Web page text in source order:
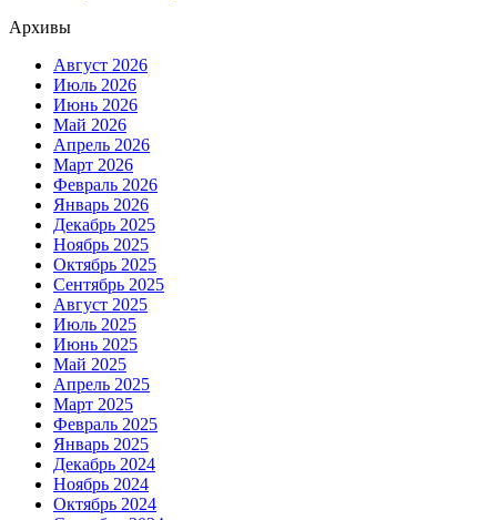
Архивы
Август 2026
Июль 2026
Июнь 2026
Май 2026
Апрель 2026
Март 2026
Февраль 2026
Январь 2026
Декабрь 2025
Ноябрь 2025
Октябрь 2025
Сентябрь 2025
Август 2025
Июль 2025
Июнь 2025
Май 2025
Апрель 2025
Март 2025
Февраль 2025
Январь 2025
Декабрь 2024
Ноябрь 2024
Октябрь 2024